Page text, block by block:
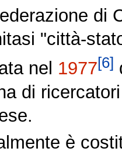
di
"città-
nel 1977[6]
di
è